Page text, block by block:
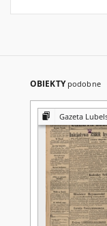
OBIEKTY podobne
Gazeta Lubelska : niezależny